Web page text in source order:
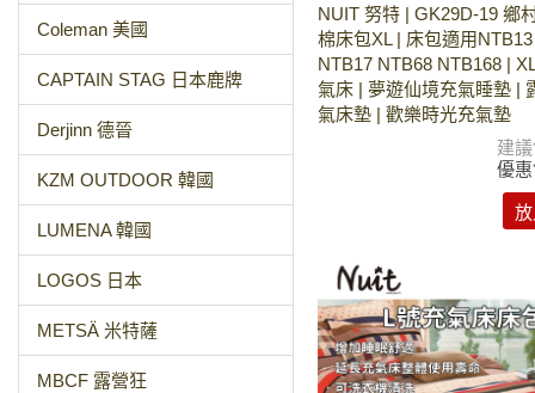
Coleman 美國
CAPTAIN STAG 日本鹿牌
Derjinn 德晉
KZM OUTDOOR 韓國
LUMENA 韓國
LOGOS 日本
METSÄ 米特薩
MBCF 露營狂
NUIT 努特 | GK29D-19 鄉
棉床包XL | 床包適用
NTB17 NTB68 NTB168 |
氣床 | 夢遊仙境充氣睡墊 |
氣床墊 | 歡樂時光充氣墊
建
優